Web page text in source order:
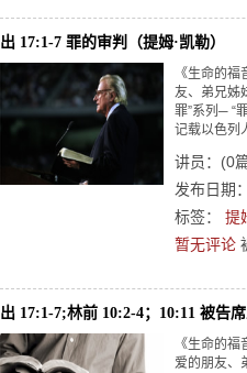
出 17:1-7 罪的审判（提姆·凯勒）
《生命的
友、弟兄姊
罪”系列─ “
记载以色列
讲员： (0
发布日期
标签： 提
暂无评论
出 17:1-7;林前 10:2-4；10:11 被告
《生命的
爱的朋友、